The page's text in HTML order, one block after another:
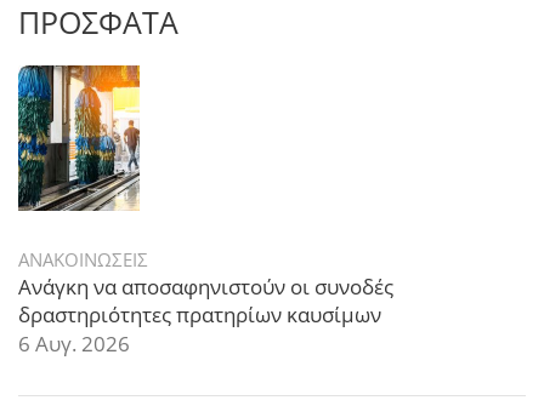
ΠΡΟΣΦΑΤΑ
ΑΝΑΚΟΙΝΩΣΕΙΣ
Ανάγκη να αποσαφηνιστούν οι συνοδές
δραστηριότητες πρατηρίων καυσίμων
6 Αυγ. 2026